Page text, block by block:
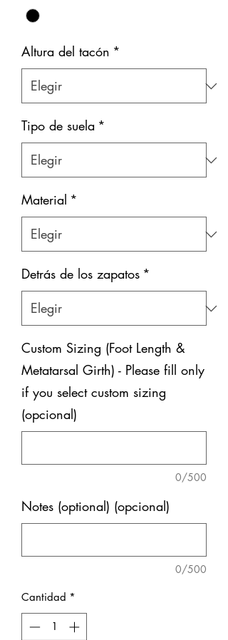
Altura del tacón *
Tipo de suela *
Material *
Detrás de los zapatos *
Custom Sizing (Foot Length &
Metatarsal Girth) - Please fill only
if you select custom sizing
(opcional)
0/500
Notes (optional) (opcional)
0/500
Cantidad *